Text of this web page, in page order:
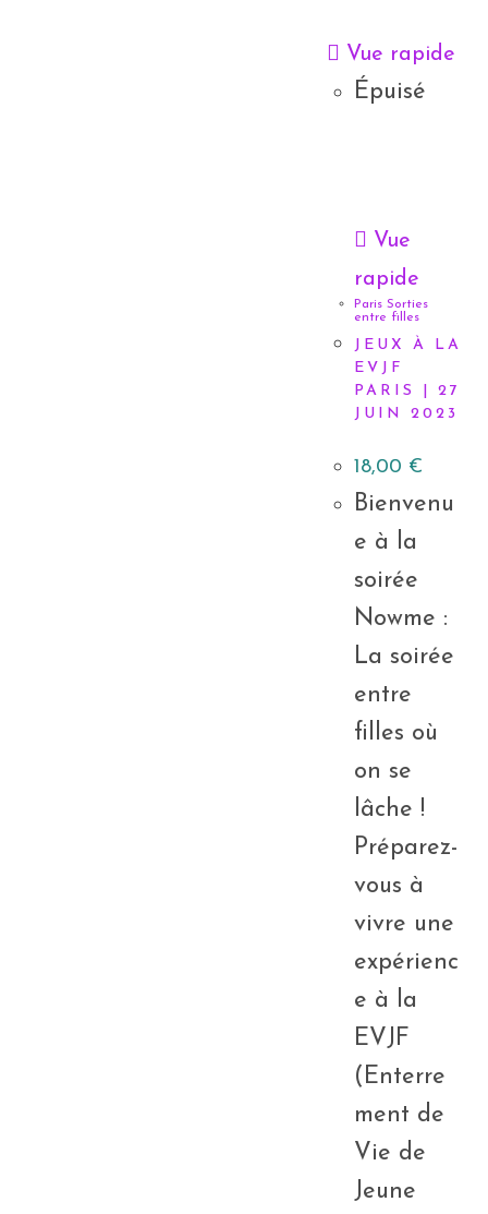
Vue rapide
Épuisé
Vue
rapide
Paris Sorties
entre filles
JEUX À LA
EVJF
PARIS | 27
JUIN 2023
18,00 €
Bienvenu
e à la
soirée
Nowme :
La soirée
entre
filles où
on se
lâche !
Préparez-
vous à
vivre une
expérienc
e à la
EVJF
(Enterre
ment de
Vie de
Jeune